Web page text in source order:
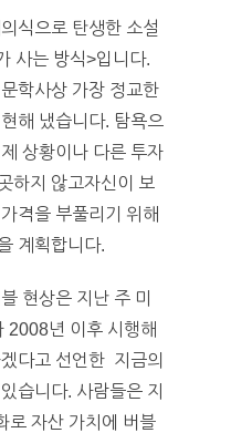
식으로 탄생한 소설
사는 방식>입니다.
학사상 가장 정교한
해 냈습니다. 탐욕으
상황이나 다른 투자
하지 않고자신이 보
격을 부풀리기 위해
계획합니다.
현상은 지난 주 미
2008년 이후 시행해
다고 선언한 지금의
습니다. 사람들은 지
로 자산 가치에 버블